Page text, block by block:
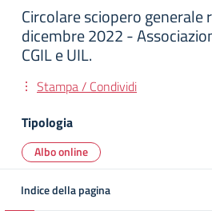
Circolare sciopero generale
dicembre 2022 -
CGIL e UIL.
Stampa / Condividi
Tipologia
Albo online
Indice della pagina